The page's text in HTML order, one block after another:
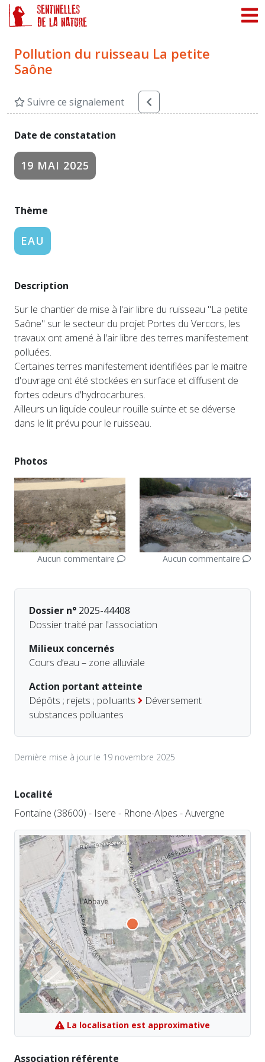
Pollution du ruisseau La petite
Saône
Suivre ce signalement
Date de constatation
19 MAI 2025
Thème
EAU
Description
Sur le chantier de mise à l'air libre du ruisseau "La petite
Saône" sur le secteur du projet Portes du Vercors, les
travaux ont amené à l'air libre des terres manifestement
polluées.
Certaines terres manifestement identifiées par le maitre
d'ouvrage ont été stockées en surface et diffusent de
fortes odeurs d'hydrocarbures.
Ailleurs un liquide couleur rouille suinte et se déverse
dans le lit prévu pour le ruisseau.
Photos
Aucun commentaire Aucun commentaire
Dossier n° 2025-44408
Dossier traité par l'association
Milieux concernés
Cours d’eau – zone alluviale
Action portant atteinte
Dépôts ; rejets ; polluants
Déversement
substances polluantes
Dernière mise à jour le 19 novembre 2025
Localité
Fontaine (38600) - Isere - Rhone-Alpes - Auvergne
La localisation est approximative
Association référente
Panneau de gestion des cookies